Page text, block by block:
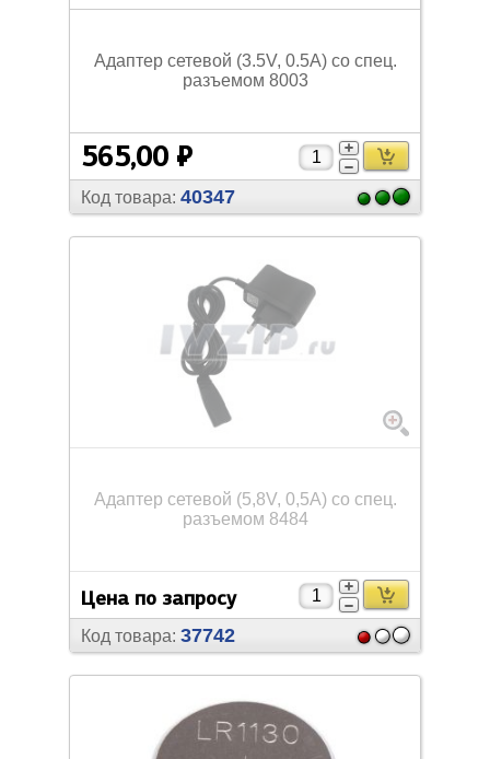
Адаптер сетевой (3.5V, 0.5A) со спец.
разъемом 8003
565,00 ₽
Код товара: 40347
Адаптер сетевой (5,8V, 0,5A) со спец.
разъемом 8484
Цена по запросу
Код товара: 37742